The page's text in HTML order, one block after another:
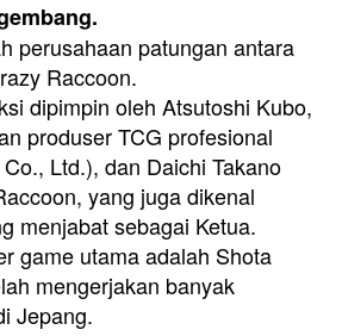
perusahaan patungan antara
Raccoon.
dipimpin oleh Atsutoshi Kubo,
produser TCG profesional
Ltd.), dan Daichi Takano
yang juga dikenal
menjabat sebagai Ketua.
game utama adalah Shota
mengerjakan banyak
Jepang.